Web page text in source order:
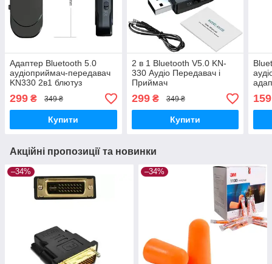
Адаптер Bluetooth 5.0
аудіоприймач-передавач
KN330 2в1 блютуз
299 ₴ 349 ₴
Купити
2 в 1 Bluetooth V5.0 KN-
330 Аудіо Передавач і
Приймач
(Transmitter+Receiver)
Адаптер
299₴ 349 ₴
Купити
159
Акційні пропозиції та новинки
–34% –34%